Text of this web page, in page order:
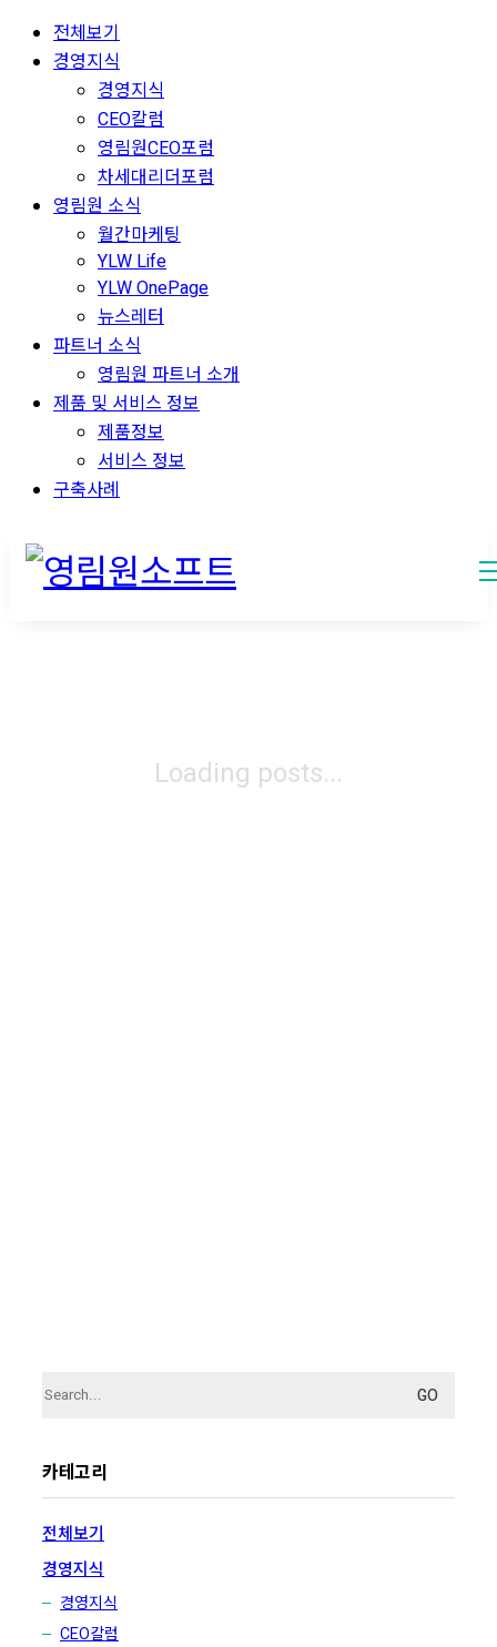
전체보기
경영지식
경영지식
CEO칼럼
영림원CEO포럼
차세대리더포럼
영림원 소식
월간마케팅
YLW Life
YLW OnePage
뉴스레터
파트너 소식
영림원 파트너 소개
제품 및 서비스 정보
제품정보
서비스 정보
구축사례
Loading posts...
Search
카테고리
전체보기
경영지식
경영지식
CEO칼럼